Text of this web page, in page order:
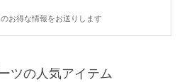
お得な情報をお送りします
ツの人気アイテム